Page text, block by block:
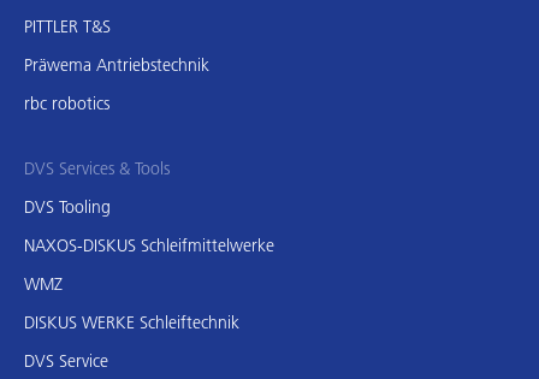
PITTLER T&S
Präwema Antriebstechnik
rbc robotics
DVS Services & Tools
DVS Tooling
NAXOS-DISKUS Schleifmittelwerke
WMZ
DISKUS WERKE Schleiftechnik
DVS Service